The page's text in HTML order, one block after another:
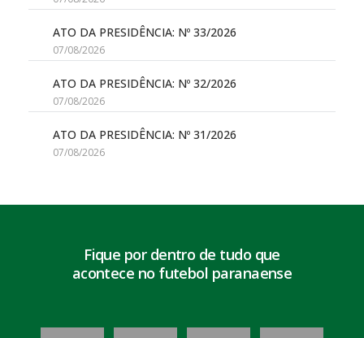
ATO DA PRESIDÊNCIA: Nº 33/2026
07/08/2026
ATO DA PRESIDÊNCIA: Nº 32/2026
07/08/2026
ATO DA PRESIDÊNCIA: Nº 31/2026
07/08/2026
Fique por dentro de tudo que
acontece no futebol paranaense